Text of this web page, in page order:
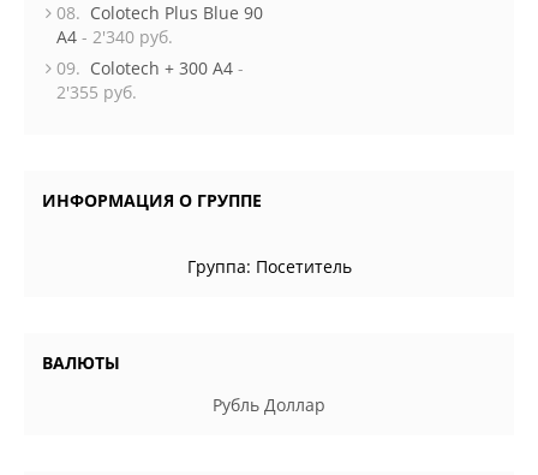
08. Colotech Plus Blue 90
A4 - 2'340 руб.
09. Colotech + 300 A4 -
2'355 руб.
ИНФОРМАЦИЯ О ГРУППЕ
Группа: Посетитель
ВАЛЮТЫ
Рубль Доллар